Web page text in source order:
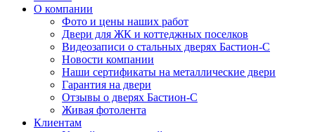
О компании
Фото и цены наших работ
Двери для ЖК и коттеджных поселков
Видеозаписи о стальных дверях Бастион-С
Новости компании
Наши сертификаты на металлические двери
Гарантия на двери
Отзывы о дверях Бастион-С
Живая фотолента
Клиентам